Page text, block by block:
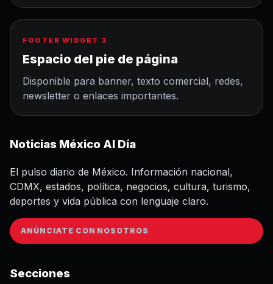
FOOTER WIDGET 3
Espacio del pie de página
Disponible para banner, texto comercial, redes,
newsletter o enlaces importantes.
Noticias México Al Día
El pulso diario de México. Información nacional,
CDMX, estados, política, negocios, cultura, turismo,
deportes y vida pública con lenguaje claro.
ANÚNCIATE CON NOSOTROS
Secciones